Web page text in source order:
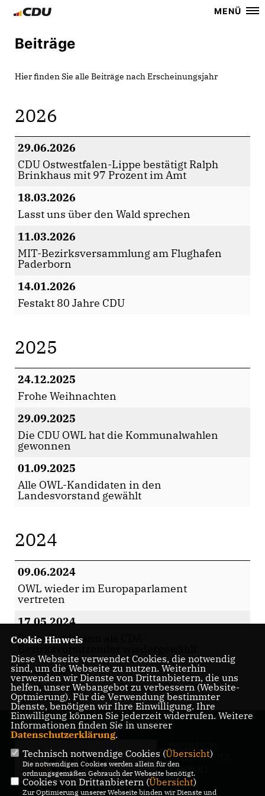
MENÜ
Beiträge
Hier finden Sie alle Beiträge nach Erscheinungsjahr
2026
29.06.2026
CDU Ostwestfalen-Lippe bestätigt Ralph
Brinkhaus mit 97 Prozent im Amt
18.03.2026
Lasst uns über den Wald sprechen
11.03.2026
MIT-Bezirksversammlung am Flughafen
Paderborn
14.01.2026
Festakt 80 Jahre CDU
2025
24.12.2025
Frohe Weihnachten
29.09.2025
Die CDU OWL hat die Kommunalwahlen
gewonnen
01.09.2025
Alle OWL-Kandidaten in den
Landesvorstand gewählt
2024
09.06.2024
OWL wieder im Europaparlament
vertreten
17.05.2024
Steve Kuhlmann als CDA-
18.04.2024
Nachhaltige Integration in den
Arbeitsmarkt
DATENSCHUTZ
KONTAKT
Cookie Hinweis
Diese Webseite verwendet Cookies, die notwendig
sind, um die Webseite zu nutzen. Weiterhin
verwenden wir Dienste von Drittanbietern, die uns
helfen, unser Webangebot zu verbessern (Website-
Optmierung). Für die Verwendung bestimmter
Dienste, benötigen wir Ihre Einwilligung. Ihre
Einwilligung können Sie jederzeit widerrufen. Weitere
Informationen finden Sie in unserer
Datenschutzerklärung.
Technisch notwendige Cookies (Übersicht)
Die notwendigen Cookies werden allein für den
ordnungsgemäßen Gebrauch der Webseite benötigt.
Cookies von Drittanbietern (Übersicht)
Zur Optimierung unserer Webseite binden wir Dienste und